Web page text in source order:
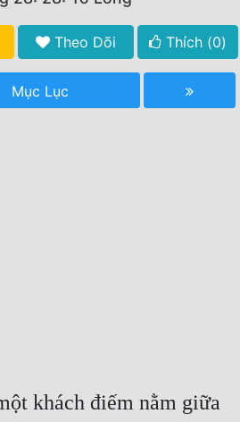
Theo Dõi Thích (0)
Mục Lục
khách điếm nằm giữa